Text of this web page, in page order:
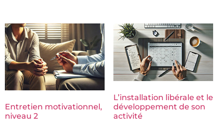
Entretien motivationnel,
niveau 2
L’installation libérale et le
développement de son
activité